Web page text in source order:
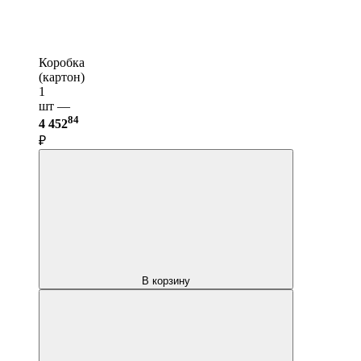
Коробка
(картон)
1
шт —
4 45284
₽
В корзину